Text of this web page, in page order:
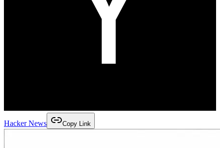
Hacker News Copy Link